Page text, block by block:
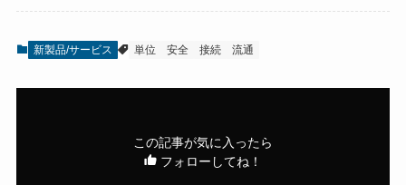
新製品/サービス 単位 安全 接続 流通
この記事が気に入ったら
フォローしてね！